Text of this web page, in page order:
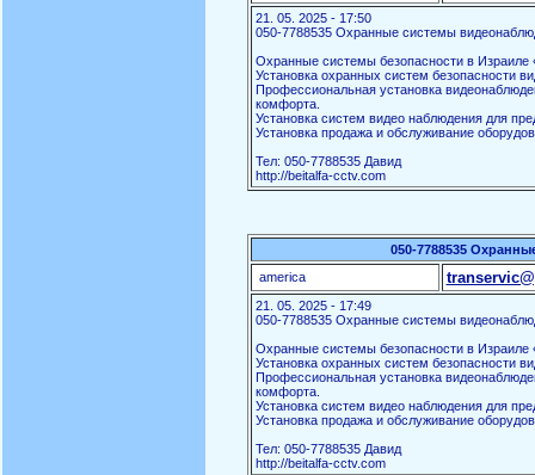
21. 05. 2025 - 17:50
050-7788535 Охранные системы
Охранные системы безопасности в Израиле
Установка охранных систем безопасности
Профессиональная установка
комфорта.
Установка систем видео наблюдения для
Установка продажа и обслуживание
Тел: 050-7788535 Давид
http://beitalfa-cctv.com
050-7788535
america
21. 05. 2025 - 17:49
050-7788535 Охранные системы
Охранные системы безопасности в Израиле
Установка охранных систем безопасности
Профессиональная установка
комфорта.
Установка систем видео наблюдения для
Установка продажа и обслуживание
Тел: 050-7788535 Давид
http://beitalfa-cctv.com